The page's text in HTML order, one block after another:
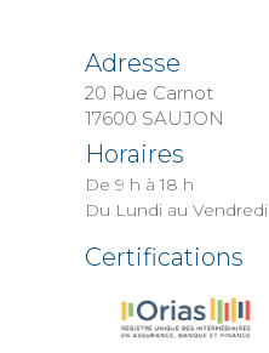
Adresse
20 Rue Carnot
​​​​​​​17600 SAUJON
Horaires
De 9 h à 18 h
Du Lundi au Vendredi
Certifications